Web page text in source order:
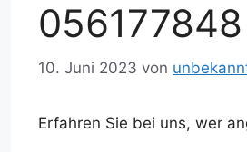
056177848
10. Juni 2023 von
Erfahren Sie bei uns, wer